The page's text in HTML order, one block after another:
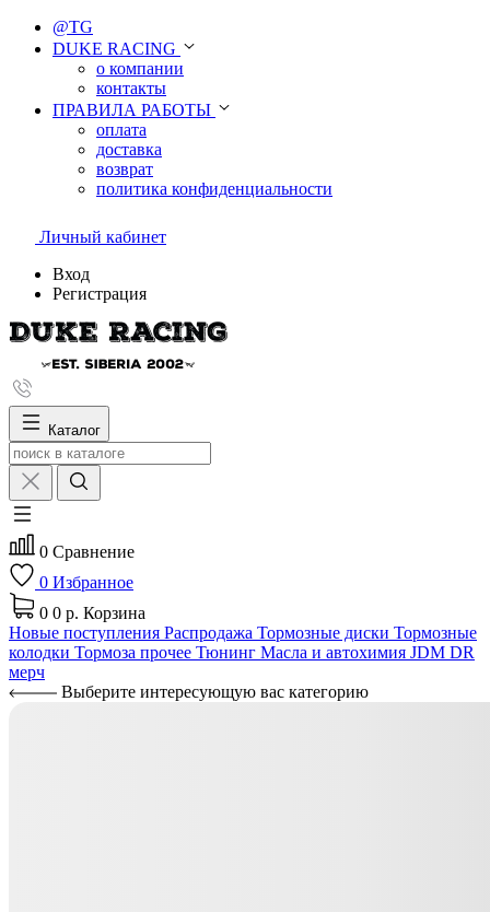
@TG
DUKE RACING
о компании
контакты
ПРАВИЛА РАБОТЫ
оплата
доставка
возврат
политика конфиденциальности
Личный кабинет
Вход
Регистрация
Каталог
0 Сравнение
0 Избранное
0 0 р. Корзина
Новые поступления Распродажа Тормозные диски Тормозные
колодки Тормоза прочее Тюнинг Масла и автохимия JDM DR
мерч
Выберите интересующую вас категорию